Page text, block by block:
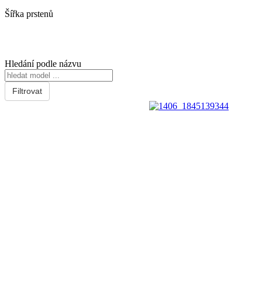
Šířka prstenů
Hledání podle názvu